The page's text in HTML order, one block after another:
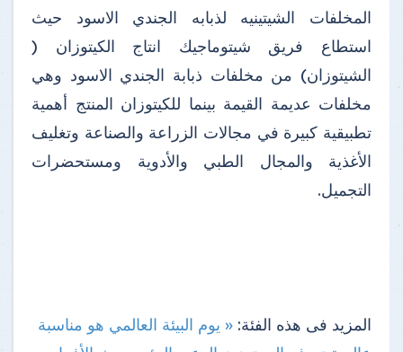
المخلفات الشيتينيه لذبابه الجندي الاسود حيث
استطاع فريق شيتوماجيك انتاج الكيتوزان (
الشيتوزان) من مخلفات ذبابة الجندي الاسود وهي
مخلفات عديمة القيمة بينما للكيتوزان المنتج أهمية
تطبيقية كبيرة في مجالات الزراعة والصناعة وتغليف
الأغذية والمجال الطبي والأدوية ومستحضرات
التجميل.
المزيد فى هذه الفئة: « يوم البيئة العالمي هو مناسبة